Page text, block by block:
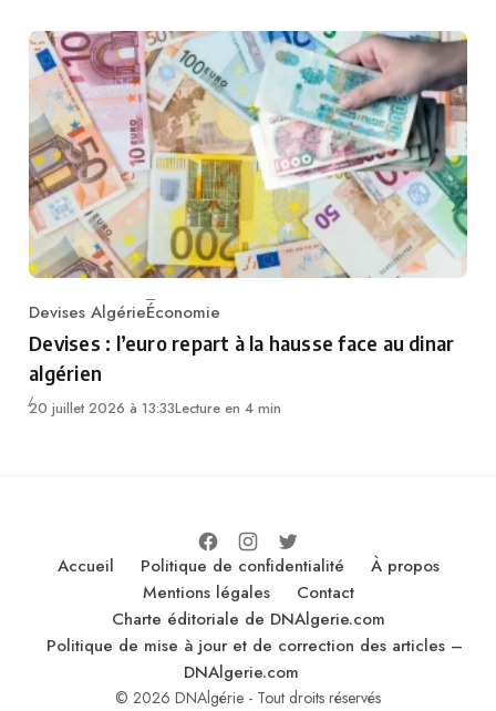
Category
Devises AlgérieÉconomie
Devises : l’euro repart à la hausse face au dinar
algérien
20 juillet 2026 à 13:33Lecture en 4 min
Accueil Politique de confidentialité
À propos
Mentions légales
Contact
Charte éditoriale de DNAlgerie.com
Politique de mise à jour et de correction des articles –
DNAlgerie.com
© 2026 DNAlgérie - Tout droits réservés